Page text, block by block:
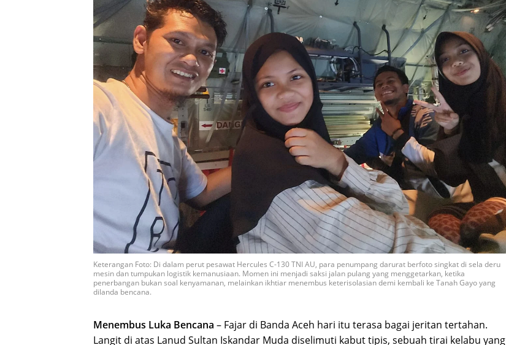
Keterangan Foto: Di dalam perut pesawat Hercules C-130 TNI AU, para penumpang darurat berfoto singkat di sela deru
mesin dan tumpukan logistik kemanusiaan. Momen ini menjadi saksi jalan pulang yang menggetarkan, ketika
penerbangan bukan soal kenyamanan, melainkan ikhtiar menembus keterisolasian demi kembali ke Tanah Gayo yang
dilanda bencana.
Menembus Luka Bencana – Fajar di Banda Aceh hari itu terasa bagai jeritan tertahan.
Langit di atas Lanud Sultan Iskandar Muda diselimuti kabut tipis, sebuah tirai kelabu yang